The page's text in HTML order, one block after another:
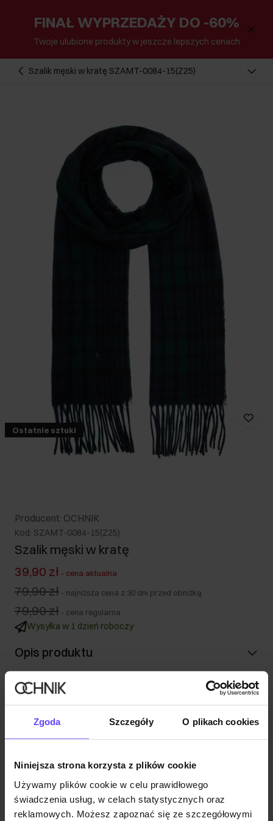
Zgoda Szczegóły O plikach cookies
Niniejsza strona korzysta z plików cookie
Używamy plików cookie w celu prawidłowego
świadczenia usług, w celach statystycznych oraz
reklamowych. Możesz zapoznać się ze szczegółowymi
FINAŁ WYPRZEDAŻY DO -60%
Twoje ulubione produkty w jeszcze lepszych cenach
Szalik męski w kratę SZAMT-0084-15(Z25)
Ostatnie sztuki
Producent: OCHNIK
Kod: SZAMT-0084-15(Z25)
Szalik męski w kratę
39,90 zł - cena aktualna
79,90 zł - najniższa cena z 30 dni przed obniżką
79,90 zł - cena regularna
Wysyłka w 1 dzień roboczy
Opis produktu
Szczegóły
Skład i wymiary
Opinie